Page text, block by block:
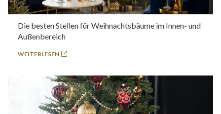
Die besten Stellen für Weihnachtsbäume im Innen- und
Außenbereich
WEITERLESEN